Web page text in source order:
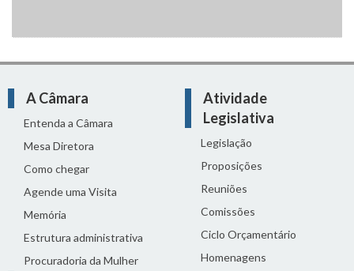
A Câmara
Entenda a Câmara
Mesa Diretora
Como chegar
Agende uma Visita
Memória
Estrutura administrativa
Procuradoria da Mulher
Atividade
Legislativa
Legislação
Proposições
Reuniões
Comissões
Ciclo Orçamentário
Homenagens